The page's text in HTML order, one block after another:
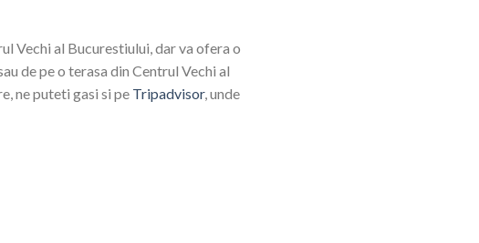
Vechi al Bucurestiului, dar va ofera o
de pe o terasa din Centrul Vechi al
ne puteti gasi si pe Tripadvisor, unde